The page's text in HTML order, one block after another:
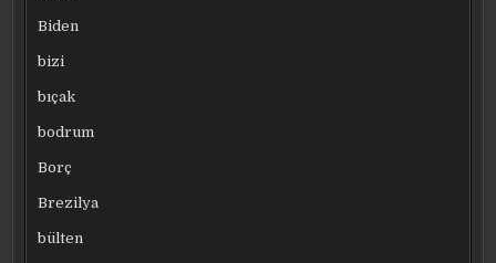
Biden
bizi
bıçak
bodrum
Borç
Brezilya
bülten